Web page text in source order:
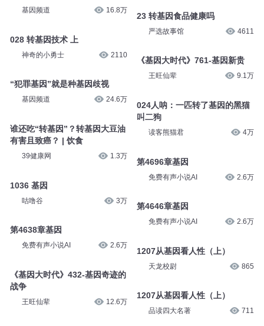
基因频道 16.8万
028 转基因技术 上
神奇的小勇士 2110
“犯罪基因”就是种基因歧视
基因频道 24.6万
谁还吃“转基因”？转基因大豆油
有害且致癌？ | 饮食
39健康网 1.3万
1036 基因
咕噜谷 3万
第4638章基因
免费有声小说AI 2.6万
《基因大时代》432-基因奇迹的
战争
王旺仙辈 12.6万
23 转基因食品健康吗
严选故事馆 4611
《基因大时代》761-基因新贵
王旺仙辈 9.1万
024人呐：一匹转了基因的黑猫
叫二狗
读客熊猫君 4万
第4696章基因
免费有声小说AI 2.6万
第4646章基因
免费有声小说AI 2.6万
1207从基因看人性（上）
天龙校尉 865
1207从基因看人性（上）
品读四大名著 711